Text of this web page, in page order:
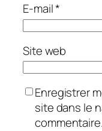
E-mail*
Site web
Enregistrer
site dans le
commentaire.